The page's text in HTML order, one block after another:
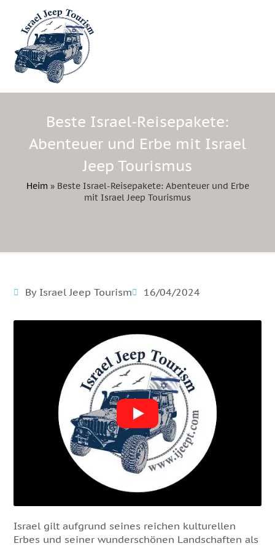
Beste Israel-Reisepakete:
Abenteuer und Erbe mit Israel
Jeep Tourismus
Heim » Beste Israel-Reisepakete: Abenteuer und Erbe
mit Israel Jeep Tourismus
By Israel Jeep Tourism 16/04/2024
Israel gilt aufgrund seines reichen kulturellen
Erbes und seiner wunderschönen Landschaften als